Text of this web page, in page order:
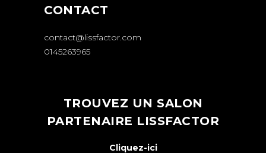
CONTACT
contact@lissfactor.com
0145263965
TROUVEZ UN SALON
PARTENAIRE LISSFACTOR
Cliquez-ici